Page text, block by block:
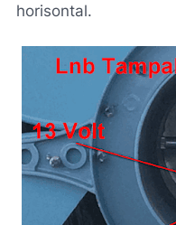
horisontal.